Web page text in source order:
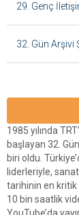
29. Genç
32. Gün Arşivi
1985 yılında
başlayan 32.
biri oldu.
liderleriyle,
tarihinin en kritik
10 bin saatlik